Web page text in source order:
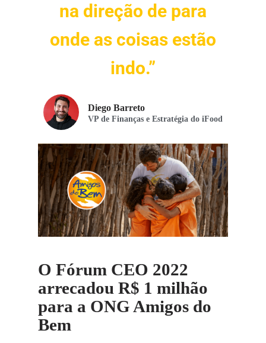
na direção de para
onde as coisas estão
indo.”
Diego Barreto
VP de Finanças e Estratégia do iFood
O Fórum CEO 2022
arrecadou R$ 1 milhão
para a ONG Amigos do
Bem